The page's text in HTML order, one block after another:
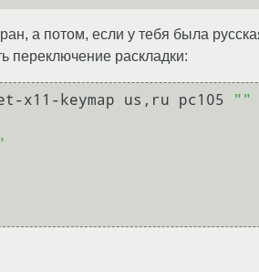
а потом, если у тебя была
переключение раскладки:
keymap us,ru pc105 ""